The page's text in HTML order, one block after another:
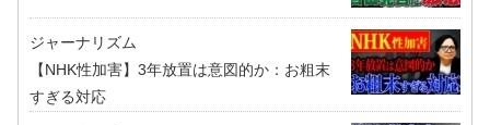
ジャーナリズム
【NHK性加害】3年放置は意図的か：お粗末
すぎる対応